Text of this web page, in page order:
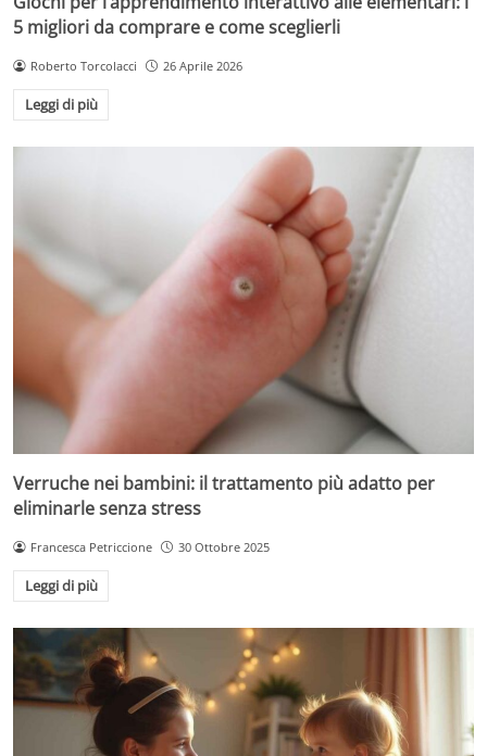
5 migliori da comprare e come sceglierli
Roberto Torcolacci 26 Aprile 2026
Leggi di più
Verruche nei bambini: il trattamento più adatto per
eliminarle senza stress
Francesca Petriccione 30 Ottobre 2025
Leggi di più